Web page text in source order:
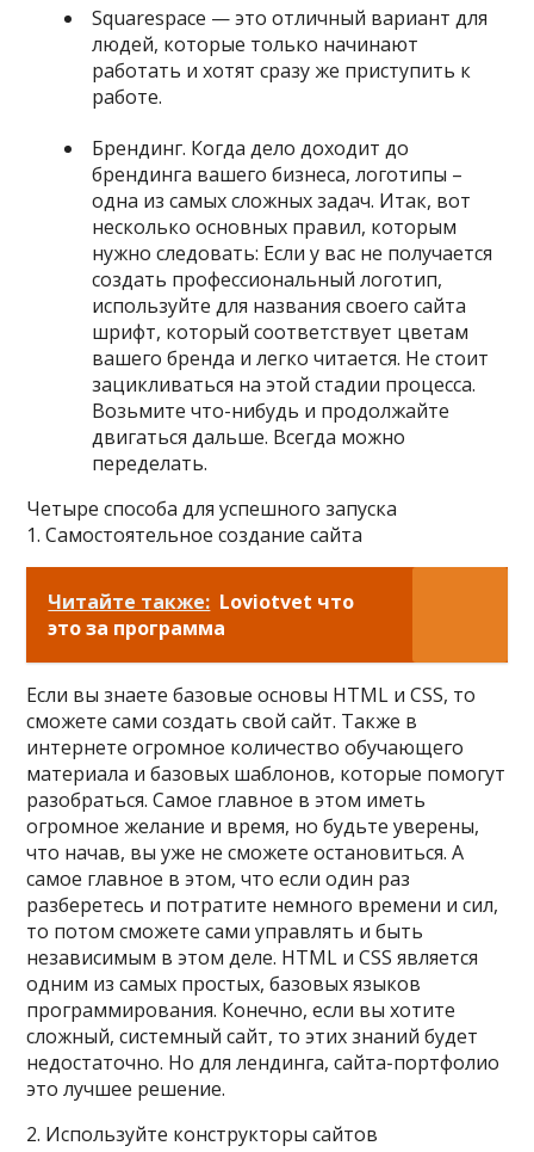
Squarespace — это отличный вариант для
людей, которые только начинают
работать и хотят сразу же приступить к
работе.
Брендинг. Когда дело доходит до
брендинга вашего бизнеса, логотипы –
одна из самых сложных задач. Итак, вот
несколько основных правил, которым
нужно следовать: Если у вас не получается
создать профессиональный логотип,
используйте для названия своего сайта
шрифт, который соответствует цветам
вашего бренда и легко читается. Не стоит
зацикливаться на этой стадии процесса.
Возьмите что-нибудь и продолжайте
двигаться дальше. Всегда можно
переделать.
Четыре способа для успешного запуска
1. Самостоятельное создание сайта
Читайте также: Loviotvet что
это за программа
Если вы знаете базовые основы HTML и СSS, то
сможете сами создать свой сайт. Также в
интернете огромное количество обучающего
материала и базовых шаблонов, которые помогут
разобраться. Самое главное в этом иметь
огромное желание и время, но будьте уверены,
что начав, вы уже не сможете остановиться. А
самое главное в этом, что если один раз
разберетесь и потратите немного времени и сил,
то потом сможете сами управлять и быть
независимым в этом деле. HTML и CSS является
одним из самых простых, базовых языков
программирования. Конечно, если вы хотите
сложный, системный сайт, то этих знаний будет
недостаточно. Но для лендинга, сайта-портфолио
это лучшее решение.
2. Используйте конструкторы сайтов